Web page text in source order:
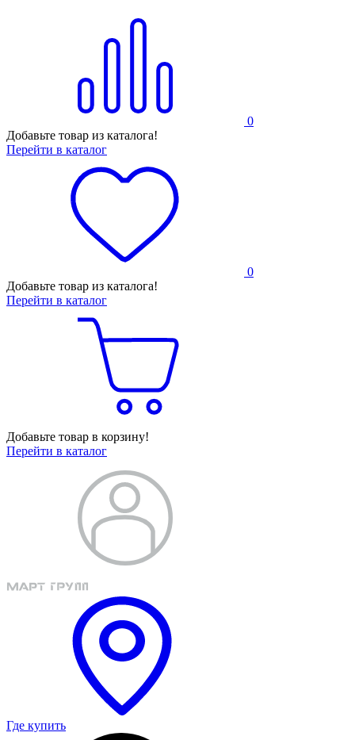
0
Добавьте товар из каталога!
Перейти в каталог
0
Добавьте товар из каталога!
Перейти в каталог
Добавьте товар в корзину!
Перейти в каталог
Где купить